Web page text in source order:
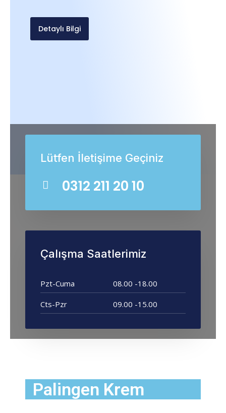
Detaylı Bilgi
Lütfen İletişime Geçiniz
0312 211 20 10
Çalışma Saatlerimiz
Pzt-Cuma 08.00 -18.00
Cts-Pzr 09.00 -15.00
Palingen Krem